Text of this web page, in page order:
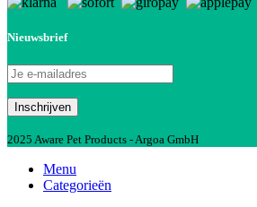
Nieuwsbrief
2025 Aware Pet Products - Argoa GmbH
Menu
Categorieën